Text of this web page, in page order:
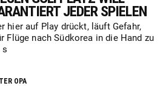
JEDER SPIELEN
hier auf Play drückt, läuft Gefahr,
Flüge nach Südkorea in die Hand zu
s
OPA